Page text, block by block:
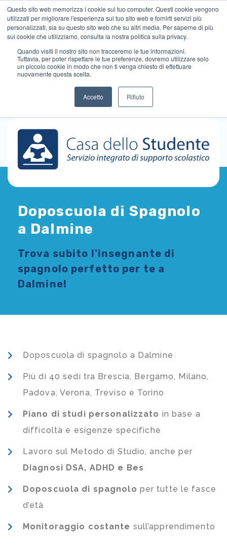
Questo sito web memorizza i cookie sul tuo computer. Questi cookie vengono
utilizzati per migliorare l'esperienza sul tuo sito web e fornirti servizi più
personalizzati, sia su questo sito web che su altri media. Per saperne di più
sui cookie che utilizziamo, consulta la nostra politica sulla privacy.
Quando visiti il ​​nostro sito non tracceremo le tue informazioni.
Tuttavia, per poter rispettare le tue preferenze, dovremo utilizzare solo
un piccolo cookie in modo che non ti venga chiesto di effettuare
nuovamente questa scelta.
Accetto Rifiuto
Doposcuola di Spagnolo
a Dalmine
Trova subito l'insegnante di
spagnolo perfetto per te a
Dalmine!
Doposcuola di spagnolo a Dalmine
Più di 40 sedi tra Brescia, Bergamo, Milano,
Padova, Verona, Treviso e Torino
Piano di studi personalizzato in base a
difficoltà e esigenze specifiche
Lavoro sul Metodo di Studio, anche per
Diagnosi DSA, ADHD e Bes
Doposcuola di spagnolo per tutte le fasce
d’età
Monitoraggio costante sull’apprendimento